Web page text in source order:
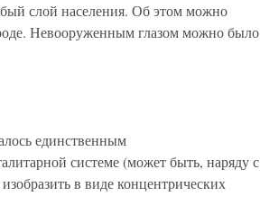
слой населения. Об этом можно
Невооруженным глазом можно было
единственным
системе (может быть, наряду с
в виде концентрических